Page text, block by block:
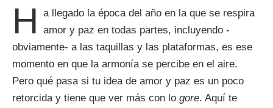
H
a llegado la época del año en la que se respira
amor y paz en todas partes, incluyendo -
obviamente- a las taquillas y las plataformas, es ese
momento en que la armonía se percibe en el aire.
Pero qué pasa si tu idea de amor y paz es un poco
retorcida y tiene que ver más con lo gore. Aquí te